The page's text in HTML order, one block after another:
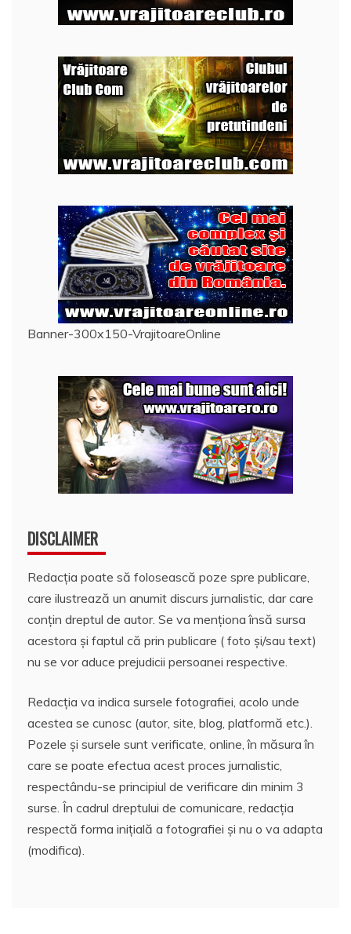
Banner-300x150-VrajitoareOnline
DISCLAIMER
Redacția poate să folosească poze spre publicare,
care ilustrează un anumit discurs jurnalistic, dar care
conțin dreptul de autor. Se va menționa însă sursa
acestora și faptul că prin publicare ( foto și/sau text)
nu se vor aduce prejudicii persoanei respective.
Redacția va indica sursele fotografiei, acolo unde
acestea se cunosc (autor, site, blog, platformă etc.).
Pozele și sursele sunt verificate, online, în măsura în
care se poate efectua acest proces jurnalistic,
respectându-se principiul de verificare din minim 3
surse. În cadrul dreptului de comunicare, redacția
respectă forma inițială a fotografiei și nu o va adapta
(modifica).